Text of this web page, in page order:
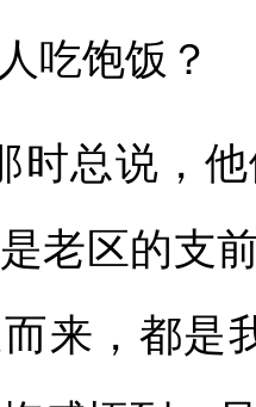
吃饱饭？
总说，他
老区的支
来，都是